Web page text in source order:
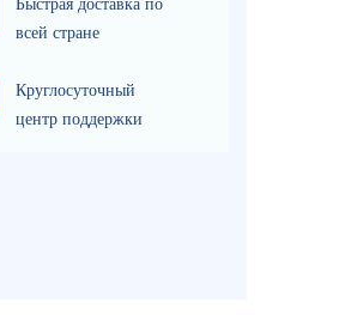
Быстрая доставка по
всей стране
Круглосуточный
центр поддержки